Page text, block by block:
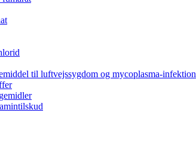
til luftvejssygdom og mycoplasma-infektion